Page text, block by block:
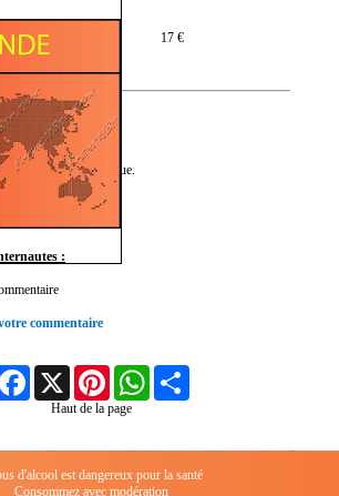
17 €
référence de la marque.
:
commentaire
FacebookX Pinterest WhatsApp
Haut de la page
d'alcool est dangereux pour la santé
Consommez avec modération